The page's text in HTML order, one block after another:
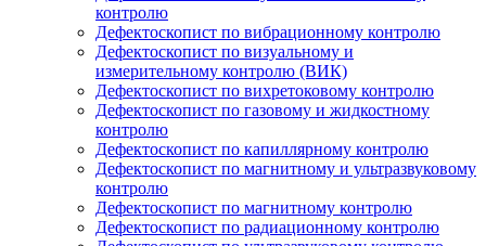
контролю
Дефектоскопист по вибрационному контролю
Дефектоскопист по визуальному и
измерительному контролю (ВИК)
Дефектоскопист по вихретоковому контролю
Дефектоскопист по газовому и жидкостному
контролю
Дефектоскопист по капиллярному контролю
Дефектоскопист по магнитному и ультразвуковому
контролю
Дефектоскопист по магнитному контролю
Дефектоскопист по радиационному контролю